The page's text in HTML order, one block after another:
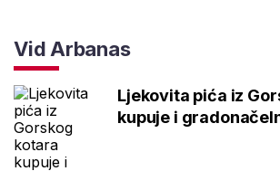
Vid Arbanas
Ljekovita pića iz
kupuje i